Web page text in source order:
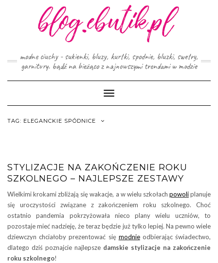
modne ciuchy - sukienki, bluzy, kurtki, spodnie, bluzki, swetry,
garnitury. bądź na bieżąco z najnowszymi trendami w modzie
Toggle
Navigation
TAG: ELEGANCKIE SPÓDNICE
STYLIZACJE NA ZAKOŃCZENIE ROKU
SZKOLNEGO – NAJLEPSZE ZESTAWY
Wielkimi krokami zbliżają się wakacje, a w wielu szkołach powoliplanuje
się uroczystości związane z zakończeniem roku szkolnego. Choć
ostatnio pandemia pokrzyżowała nieco plany wielu uczniów, to
pozostaje mieć nadzieję, że teraz będzie już tylko lepiej. Na pewno wiele
dziewczyn chciałoby prezentować się modnieodbierając świadectwo,
dlatego dziś poznajcie najlepsze damskie stylizacje na zakończenie
roku szkolnego!